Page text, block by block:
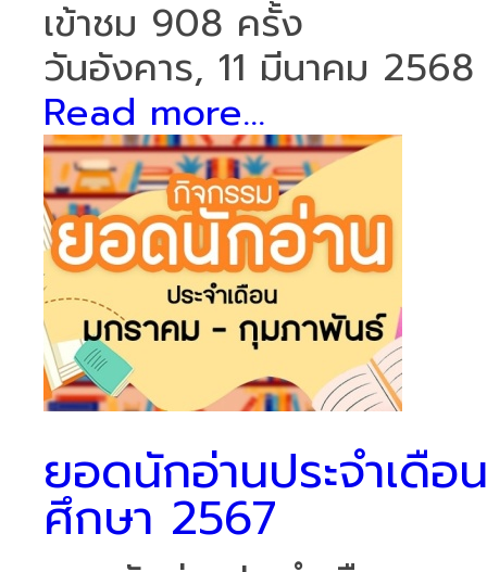
เข้าชม 908 ครั้ง
วันอังคาร, 11 มีนาคม 2568
Read more...
ยอดนักอ่านประจำเดื
ศึกษา 2567